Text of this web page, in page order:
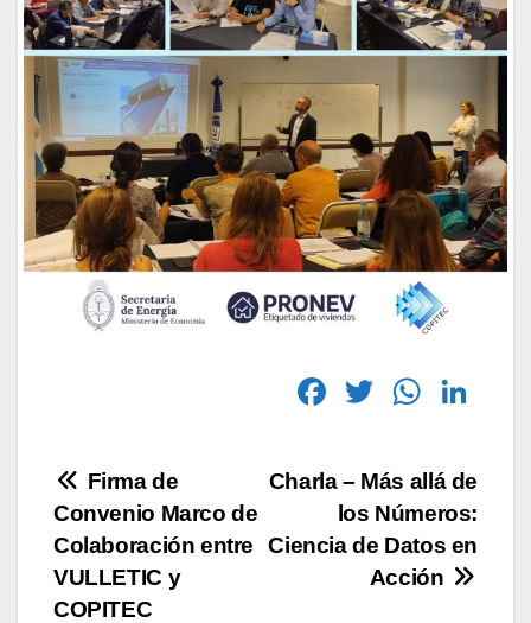
F
c
e
b
T
tt
er
W
at
s
A
p
k
e
dI
n
Charla – Más allá de
los Números:
Ciencia de Datos en
Acción
Firma de
Convenio Marco de
Colaboración entre
VULLETIC y
COPITEC